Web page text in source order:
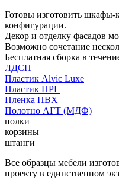
Готовы изготовить шкафы-
конфигурации.
Декор и отделку фасадов
Возможно сочетание
Бесплатная сборка в
ЛДСП
Пластик Alvic Luxe
Пластик HPL
Пленка ПВХ
Полотно АГТ (МДФ)
полки
корзины
штанги
Все образцы мебели
проекту в единственном